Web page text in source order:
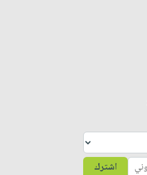
اشترك